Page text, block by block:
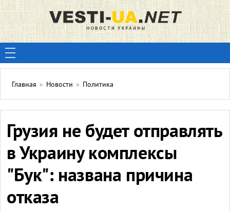
Главная » Новости » Политика
Грузия не будет отправлять
в Украину комплексы
"Бук": названа причина
отказа